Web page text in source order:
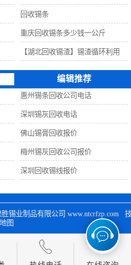
回收锡条
重庆回收锡条多少钱一公斤
【湖北回收锡渣】锡渣循环利用
编辑推荐
惠州锡条回收公司电话
深圳锡灰回收电话
佛山锡膏回收报价
梅州锡灰回收公司报价
深圳回收锡线报价
锡业制品有限公司 www.ntcrfzp.com
图